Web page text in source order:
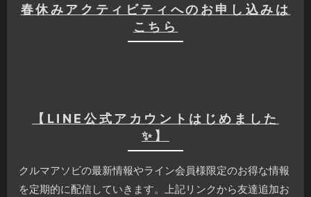
春休みアクティビティへのお申し込みは
こちら
【LINE公式アカウントはじめました
✨】
クルマアソビの最新情報やライン会員様限定のお得な情報
を定期的に配信していきます。上記リンクから友達追加お